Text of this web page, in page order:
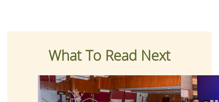
What To Read Next